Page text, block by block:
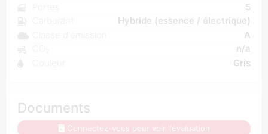
5
Hybride (essence / électrique)
A
n/a
Gris
Documents
Connectez-vous pour voir l'évaluation